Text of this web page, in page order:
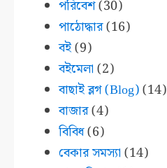
পরিবেশ(30)
পাঠোদ্ধার(16)
বই(9)
বইমেলা (2)
বাছাই ব্লগ (Blog)(14)
বাজার(4)
বিবিধ(6)
বেকার সমস্যা (14)